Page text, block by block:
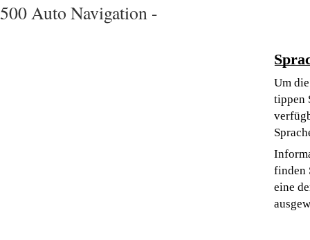
500 Auto Navigation -
Um
tippen
finden
eine